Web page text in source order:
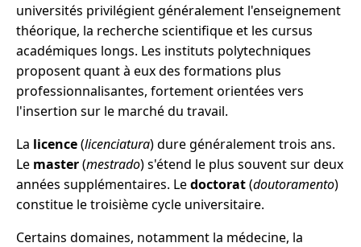
universités privilégient généralement l'enseignement
théorique, la recherche scientifique et les cursus
académiques longs. Les instituts polytechniques
proposent quant à eux des formations plus
professionnalisantes, fortement orientées vers
l'insertion sur le marché du travail.
La licence(licenciatura) dure généralement trois ans.
Le master(mestrado) s'étend le plus souvent sur deux
années supplémentaires. Ledoctorat(doutoramento)
constitue le troisième cycle universitaire.
Certains domaines, notamment la médecine, la